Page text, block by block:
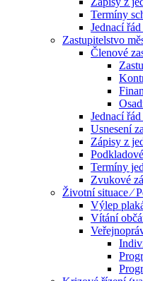
Termíny
Jednací
Zastupitelstvo
Členové
Jednací
Usnesení
Zápisy z
Termíny
Zvukové
Životní situace ⁄
Výlep
Vítání